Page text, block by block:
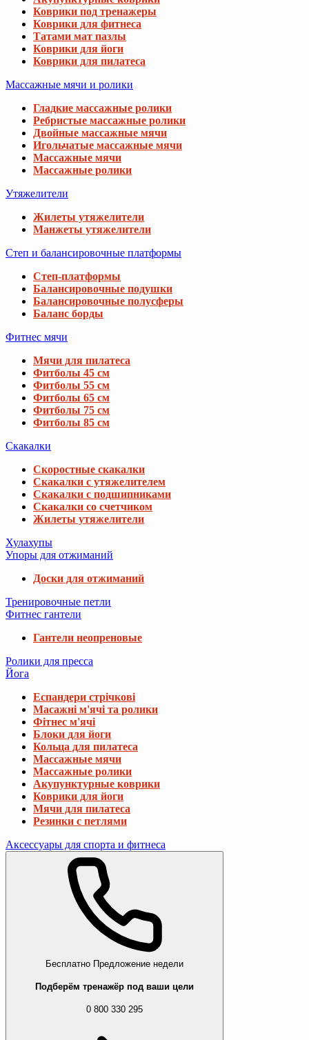
Коврики под тренажеры
Коврики для фитнеса
Татами мат пазлы
Коврики для йоги
Коврики для пилатеса
Массажные мячи и ролики
Гладкие массажные ролики
Ребристые массажные ролики
Двойные массажные мячи
Игольчатые массажные мячи
Массажные мячи
Массажные ролики
Утяжелители
Жилеты утяжелители
Манжеты утяжелители
Степ и балансировочные платформы
Степ-платформы
Балансировочные подушки
Балансировочные полусферы
Баланс борды
Фитнес мячи
Мячи для пилатеса
Фитболы 45 см
Фитболы 55 см
Фитболы 65 см
Фитболы 75 см
Фитболы 85 см
Скакалки
Скоростные скакалки
Скакалки с утяжелителем
Скакалки с подшипниками
Скакалки со счетчиком
Жилеты утяжелители
Хулахупы
Упоры для отжиманий
Доски для отжиманий
Тренировочные петли
Фитнес гантели
Гантели неопреновые
Ролики для пресса
Йога
Еспандери стрічкові
Масажні м'ячі та ролики
Фітнес м'ячі
Блоки для йоги
Кольца для пилатеса
Массажные мячи
Массажные ролики
Акупунктурные коврики
Коврики для йоги
Мячи для пилатеса
Резинки с петлями
Аксессуары для спорта и фитнеса
Бесплатно Предложение недели
Подберём тренажёр под ваши цели
0 800 330 295